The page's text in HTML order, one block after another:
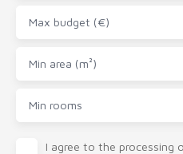
Max budget (€)
Min area (m²)
Min rooms
I agree to the processing